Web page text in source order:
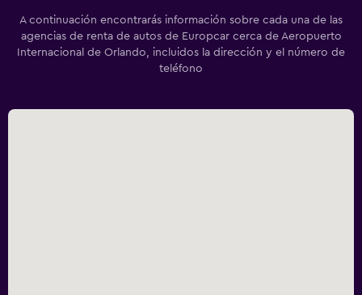
A continuación encontrarás información sobre cada una de las
agencias de renta de autos de Europcar cerca de Aeropuerto
Internacional de Orlando, incluidos la dirección y el número de
teléfono